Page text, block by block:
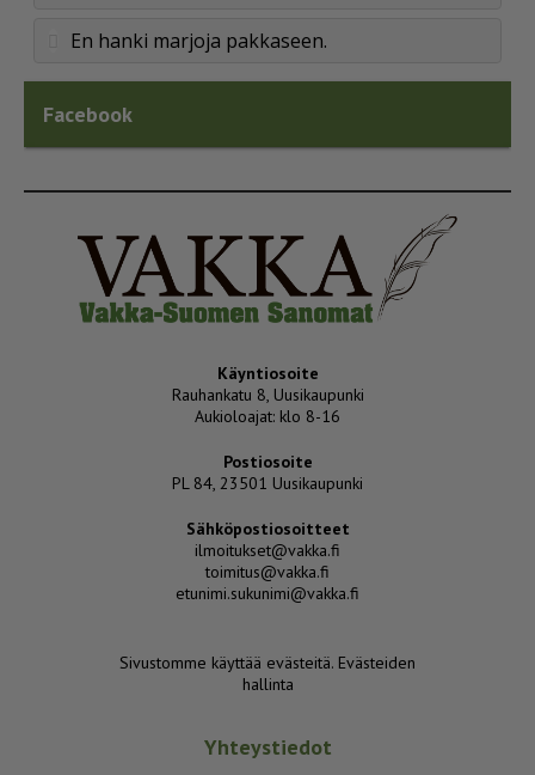
En hanki marjoja pakkaseen.
Facebook
Käyntiosoite
Rauhankatu 8, Uusikaupunki
Aukioloajat: klo 8-16
Postiosoite
PL 84, 23501 Uusikaupunki
Sähköpostiosoitteet
ilmoitukset@vakka.fi
toimitus@vakka.fi
etunimi.sukunimi@vakka.fi
Sivustomme käyttää evästeitä. Evästeiden
hallinta
Yhteystiedot